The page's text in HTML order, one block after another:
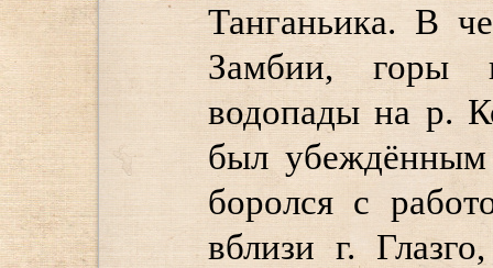
Танганьика. В
Замбии, горы
водопады на р.
был
боролся с
вблизи г.